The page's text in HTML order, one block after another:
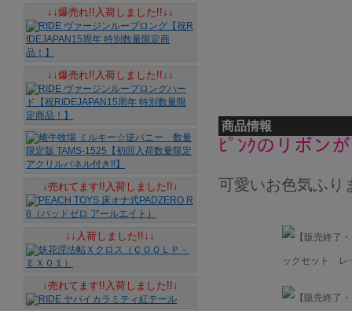
商品情報
ﾋﾟﾝｸのリボン
可愛いお色気ふり
↓↓爆売れ!!入荷しました!!↓↓
↓↓爆売れ!!入荷しました!!↓↓
↓売れてます!!入荷しました!!↓
↓↓入荷しました!!↓↓
↓売れてます!!入荷しました!!↓